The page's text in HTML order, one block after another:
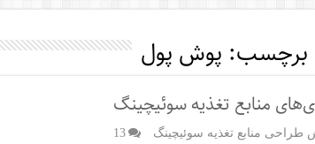
برچسب: پوش پول
منابع تغذیه سوئیچینگ
طراحی منابع تغذیه سوئیچینگ 13